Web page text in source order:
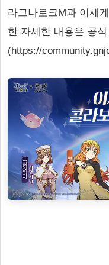
라그나로크M과 이세
한 자세한 내용은 공식
(https://